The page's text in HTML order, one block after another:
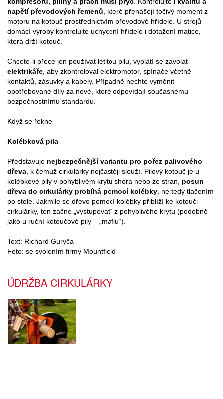
napětí převodových řemenů , které přenášejí točivý moment z
motoru na kotouč prostřednictvím převodové hřídele. U strojů
domácí výroby kontrolujte uchycení hřídele i dotažení matice,
která drží kotouč.
Chcete-li přece jen používat letitou pilu, vyplatí se zavolat
elektrikáře , aby zkontroloval elektromotor, spínače včetně
kontaktů, zásuvky a kabely. Případně nechte vyměnit
opotřebované díly za nové, které odpovídají současnému
bezpečnostnímu standardu.
Když se řekne
Kolébková pila
Představuje nejbezpečnější variantu pro pořez palivového
dřeva , k čemuž cirkulárky nejčastěji slouží. Pilový kotouč je u
kolébkové pily v pohyblivém krytu shora nebo ze stran, posun
dřeva do cirkulárky probíhá pomocí kolébky , ne tedy tlačením
po stole. Jakmile se dřevo pomocí kolébky přiblíží ke kotouči
cirkulárky, ten začne „vystupovat“ z pohyblivého krytu (podobně
jako u ruční kotoučové pily – „maflu“).
Text: Richard Guryča
Foto: se svolením firmy Mountfield
ÚDRŽBA CIRKULÁRKY